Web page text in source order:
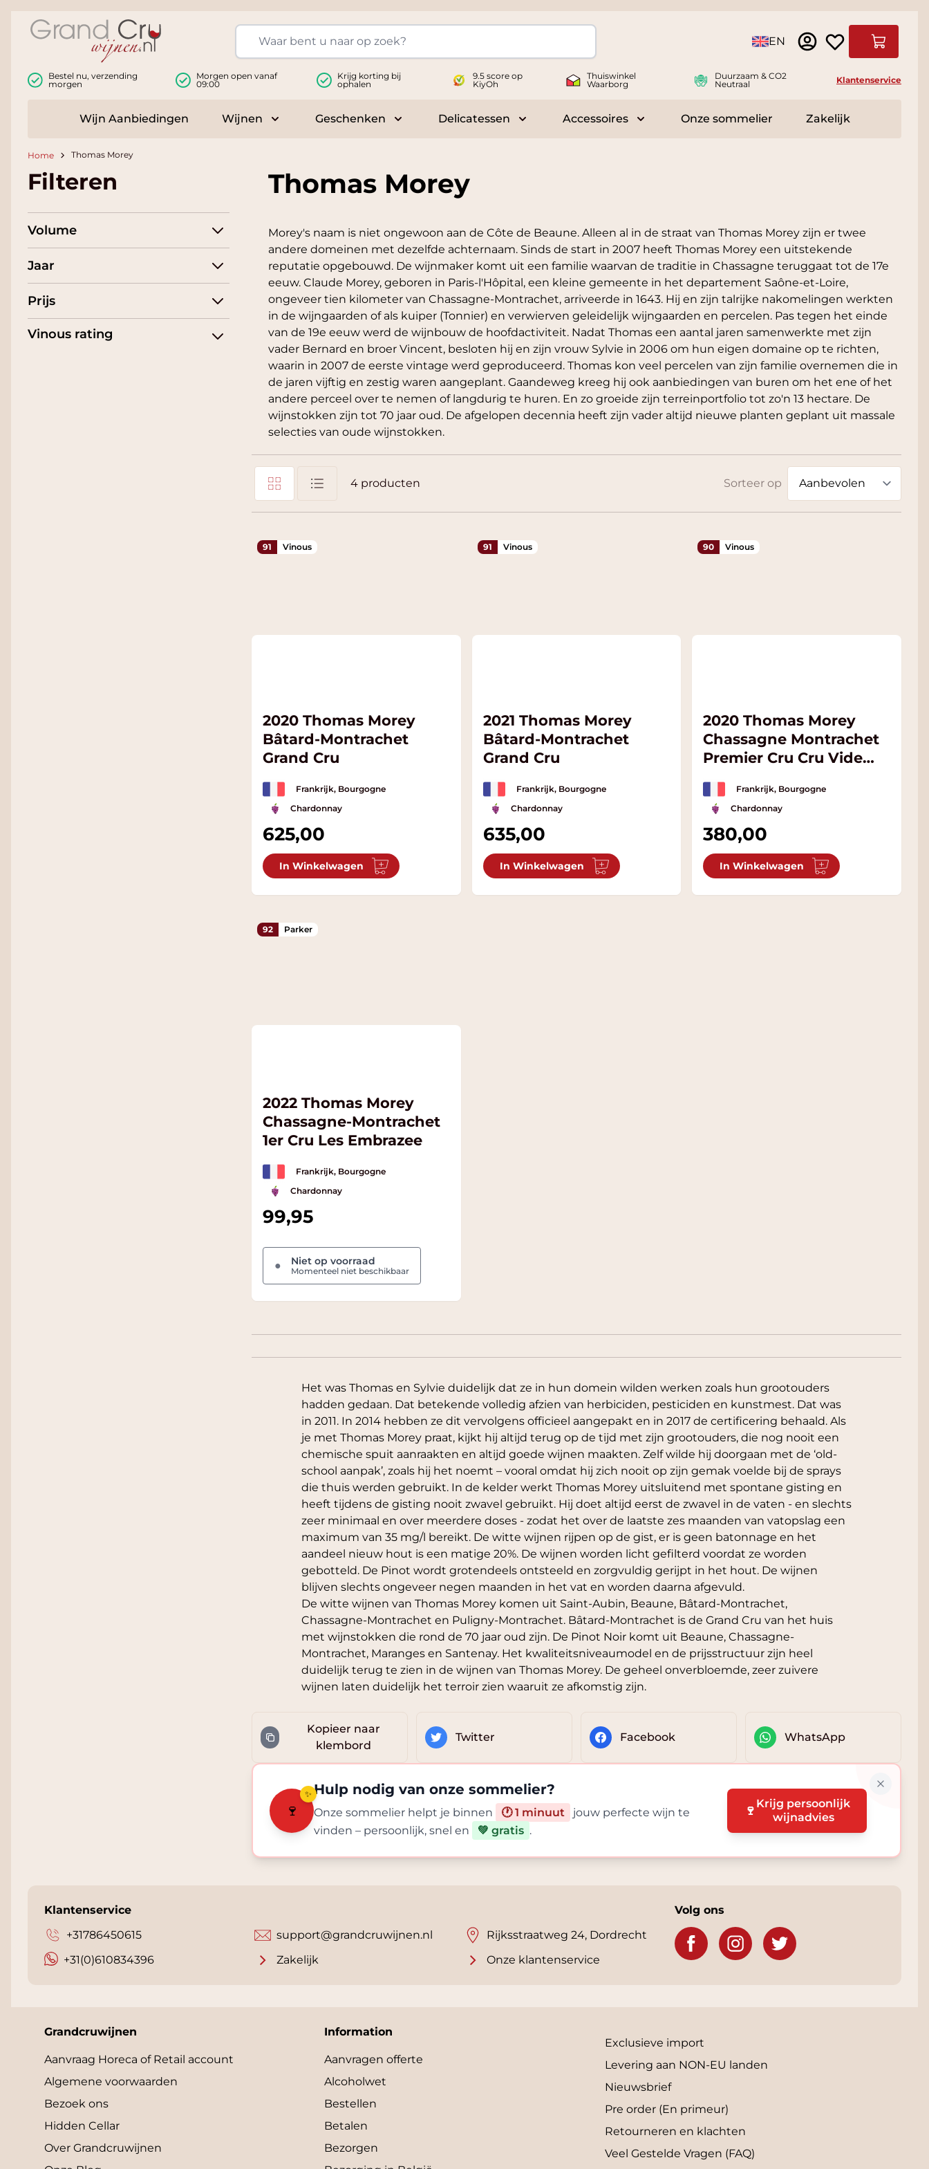
Taal EN
Bestel nu, verzending
morgen
Morgen open vanaf
09:00
Krijg korting bij
ophalen
9.5 score op
KiyOh
Thuiswinkel
Waarborg
Duurzaam & CO2
Neutraal
Klantenservice
Wijn Aanbiedingen Wijnen
Toggle submenu for Wijnen
Geschenken
Toggle submenu for Geschenken
Delicatessen
Toggle submenu for Delicatessen
Accessoires
Toggle submenu for Accessoires
Onze sommelier Zakelijk
Home Thomas Morey
Filteren
Volume
Jaar
Prijs
Vinous rating
Thomas Morey
Morey's naam is niet ongewoon aan de Côte de Beaune. Alleen al in de straat van Thomas Morey zijn er twee
andere domeinen met dezelfde achternaam. Sinds de start in 2007 heeft Thomas Morey een uitstekende
reputatie opgebouwd. De wijnmaker komt uit een familie waarvan de traditie in Chassagne teruggaat tot de 17e
eeuw. Claude Morey, geboren in Paris-l'Hôpital, een kleine gemeente in het departement Saône-et-Loire,
ongeveer tien kilometer van Chassagne-Montrachet, arriveerde in 1643. Hij en zijn talrijke nakomelingen werkten
in de wijngaarden of als kuiper (Tonnier) en verwierven geleidelijk wijngaarden en percelen. Pas tegen het einde
van de 19e eeuw werd de wijnbouw de hoofdactiviteit. Nadat Thomas een aantal jaren samenwerkte met zijn
vader Bernard en broer Vincent, besloten hij en zijn vrouw Sylvie in 2006 om hun eigen domaine op te richten,
waarin in 2007 de eerste vintage werd geproduceerd. Thomas kon veel percelen van zijn familie overnemen die in
de jaren vijftig en zestig waren aangeplant. Gaandeweg kreeg hij ook aanbiedingen van buren om het ene of het
andere perceel over te nemen of langdurig te huren. En zo groeide zijn terreinportfolio tot zo'n 13 hectare. De
wijnstokken zijn tot 70 jaar oud. De afgelopen decennia heeft zijn vader altijd nieuwe planten geplant uit massale
selecties van oude wijnstokken.
Tonen als 4producten Sorteer op
91 Vinous
2020 Thomas Morey
Bâtard-Montrachet
Grand Cru
Frankrijk, Bourgogne
Chardonnay
625,00
In Winkelwagen
91 Vinous
2021 Thomas Morey
Bâtard-Montrachet
Grand Cru
Frankrijk, Bourgogne
Chardonnay
635,00
In Winkelwagen
90 Vinous
2020 Thomas Morey
Chassagne Montrachet
Premier Cru Cru Vide
Frankrijk, Bourgogne
Chardonnay
380,00
In Winkelwagen
92 Parker
2022 Thomas Morey
Chassagne-Montrachet
1er Cru Les Embrazee
Frankrijk, Bourgogne
Chardonnay
99,95
● Niet op voorraad
Momenteel niet beschikbaar
Het was Thomas en Sylvie duidelijk dat ze in hun domein wilden werken zoals hun grootouders
hadden gedaan. Dat betekende volledig afzien van herbiciden, pesticiden en kunstmest. Dat was
in 2011. In 2014 hebben ze dit vervolgens officieel aangepakt en in 2017 de certificering behaald. Als
je met Thomas Morey praat, kijkt hij altijd terug op de tijd met zijn grootouders, die nog nooit een
chemische spuit aanraakten en altijd goede wijnen maakten. Zelf wilde hij doorgaan met de ‘old-
school aanpak’, zoals hij het noemt – vooral omdat hij zich nooit op zijn gemak voelde bij de sprays
die thuis werden gebruikt. In de kelder werkt Thomas Morey uitsluitend met spontane gisting en
heeft tijdens de gisting nooit zwavel gebruikt. Hij doet altijd eerst de zwavel in de vaten - en slechts
zeer minimaal en over meerdere doses - zodat het over de laatste zes maanden van vatopslag een
maximum van 35 mg/l bereikt. De witte wijnen rijpen op de gist, er is geen batonnage en het
aandeel nieuw hout is een matige 20%. De wijnen worden licht gefilterd voordat ze worden
gebotteld. De Pinot wordt grotendeels ontsteeld en zorgvuldig gerijpt in het hout. De wijnen
blijven slechts ongeveer negen maanden in het vat en worden daarna afgevuld.
De witte wijnen van Thomas Morey komen uit Saint-Aubin, Beaune, Bâtard-Montrachet,
Chassagne-Montrachet en Puligny-Montrachet. Bâtard-Montrachet is de Grand Cru van het huis
met wijnstokken die rond de 70 jaar oud zijn. De Pinot Noir komt uit Beaune, Chassagne-
Montrachet, Maranges en Santenay. Het kwaliteitsniveaumodel en de prijsstructuur zijn heel
duidelijk terug te zien in de wijnen van Thomas Morey. De geheel onverbloemde, zeer zuivere
wijnen laten duidelijk het terroir zien waaruit ze afkomstig zijn.
Kopieer naar
klembord
Twitter Facebook WhatsApp
🍷
✨ Hulp nodig van onze sommelier?
Onze sommelier helpt je binnen 🕐 1 minuut
jouw perfecte wijn te
vinden – persoonlijk, snel en
💚 gratis .
🍷 Krijg persoonlijk
wijnadvies
Klantenservice
+31786450615
+31(0)610834396
support@grandcruwijnen.nl
Rijksstraatweg 24, Dordrecht
Zakelijk
Onze klantenservice
Volg ons
Grandcruwijnen
Aanvraag Horeca of Retail account
Algemene voorwaarden
Bezoek ons
Hidden Cellar
Over Grandcruwijnen
Information
Aanvragen offerte
Alcoholwet
Bestellen
Betalen
Bezorgen
Exclusieve import
Levering aan NON-EU landen
Nieuwsbrief
Pre order (En primeur)
Retourneren en klachten
Veel Gestelde Vragen (FAQ)